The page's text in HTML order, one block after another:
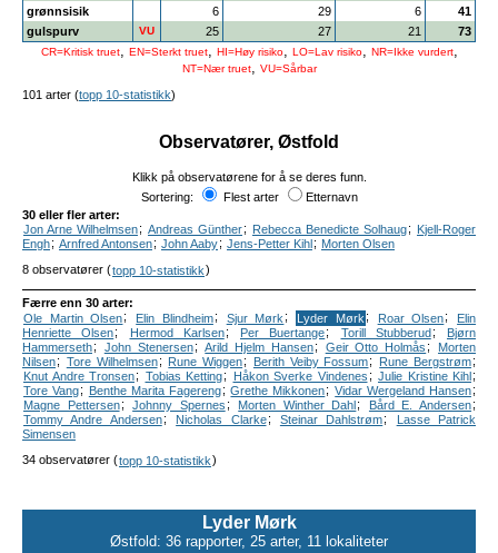
grønnsisik
6 29 6
41
gulspurv
VU 25 27 21 73
CR=Kritisk truet, EN=Sterkt truet, HI=Høy risiko, LO=Lav risiko, NR=Ikke vurdert,
NT=Nær truet, VU=Sårbar
101 arter (topp 10-statistikk)
Observatører, Østfold
Klikk på observatørene for å se deres funn.
Sortering:
Flest arter
Etternavn
30 eller fler arter:
Jon Arne Wilhelmsen; Andreas Günther; Rebecca Benedicte Solhaug; Kjell-Roger
Engh; Arnfred Antonsen; John Aaby; Jens-Petter Kihl; Morten Olsen
8 observatører (topp 10-statistikk)
Færre enn 30 arter:
Ole Martin Olsen; Elin Blindheim; Sjur Mørk ; Lyder Mørk ; Roar Olsen;
Elin
Henriette Olsen; Hermod Karlsen; Per Buertange; Torill Stubberud;
Bjørn
Hammerseth; John Stenersen ; Arild Hjelm Hansen; Geir Otto Holmås ;
Morten
Nilsen; Tore Wilhelmsen ; Rune Wiggen; Berith Veiby Fossum; Rune Bergstrøm;
Knut Andre Tronsen; Tobias Ketting; Håkon Sverke Vindenes ; Julie Kristine Kihl;
Tore Vang; Benthe Marita Fagereng ; Grethe Mikkonen; Vidar Wergeland Hansen;
Magne Pettersen ; Johnny Spernes ; Morten Winther Dahl; Bård E. Andersen;
Tommy Andre Andersen; Nicholas Clarke ; Steinar Dahlstrøm;
Lasse Patrick
Simensen
34 observatører (topp 10-statistikk)
Lyder Mørk
Østfold: 36 rapporter, 25 arter, 11 lokaliteter